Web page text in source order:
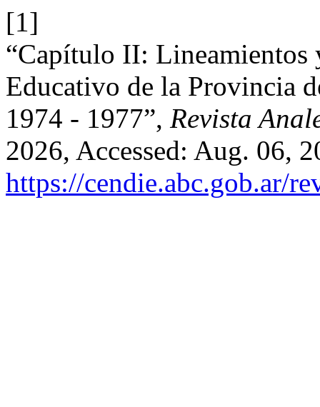
[1]
“Capítulo II: Lineamientos
Educativo de la Provincia
1974 - 1977”, Revista
2026, Accessed: Aug. 06,
https://cendie.abc.gob.ar/